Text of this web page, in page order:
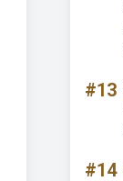
#13
#14